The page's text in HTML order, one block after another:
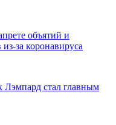
объятий и
за коронавируса
стал главным